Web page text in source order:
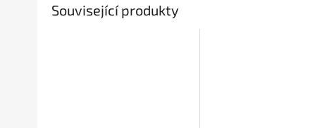
Související produkty